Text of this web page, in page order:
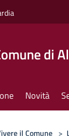
di
Novità
il Comune >